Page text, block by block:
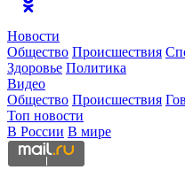
Новости
Общество Происшествия
Здоровье Политика
Видео
Общество Происшествия
Топ новости
В России В мире